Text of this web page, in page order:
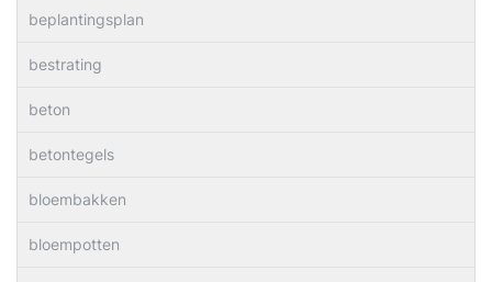
beplantingsplan
bestrating
beton
betontegels
bloembakken
bloempotten